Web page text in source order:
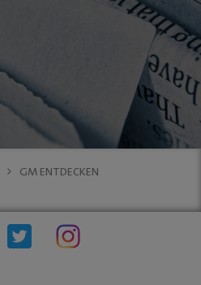
PODCAST
APP
- Deine
wall
Gummersbach
VfL Gummersbach
SCHWALBE Arena
Halle 32
Alte Vogtei
GM ENTDECKEN